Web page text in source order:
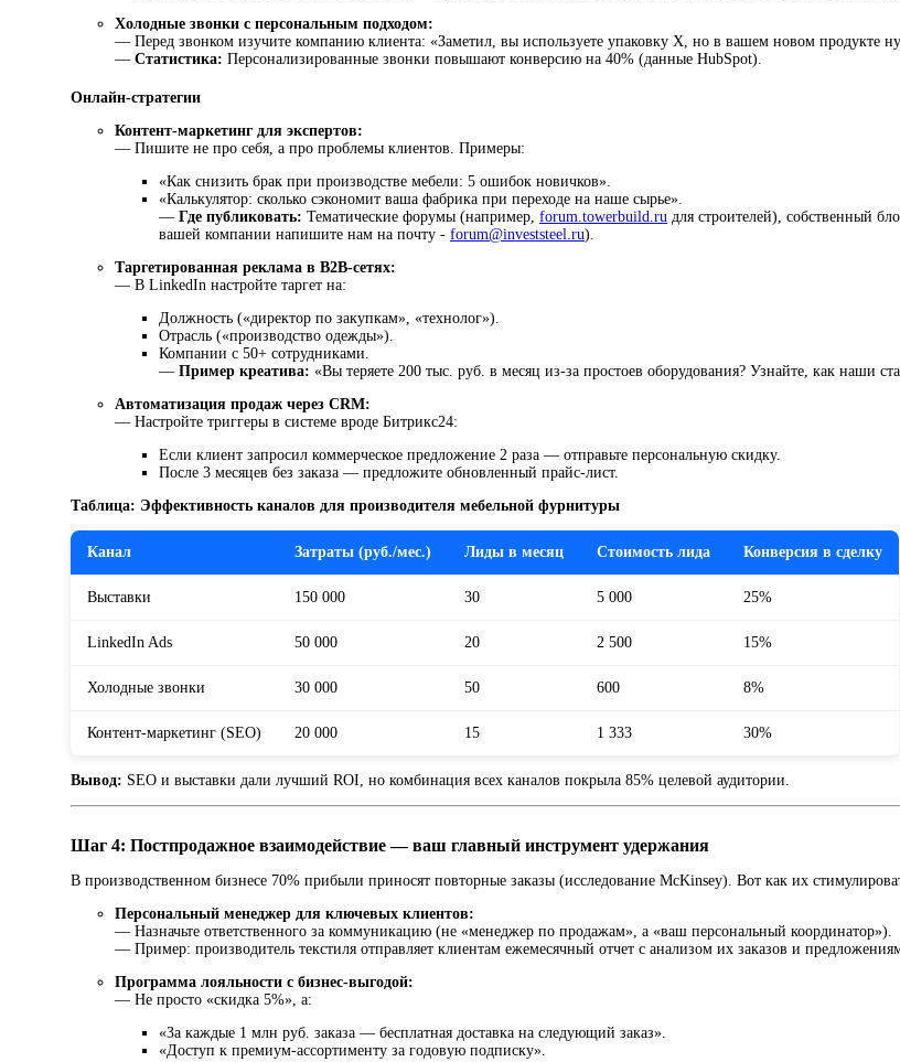
Холодные звонки с персональным подходом:
— Перед звонком изучите компанию клиента: «Заметил, вы используете упаковку X, но в вашем новом продукте
— Статистика: Персонализированные звонки повышают конверсию на 40% (данные HubSpot).
Онлайн-стратегии
Контент-маркетинг для экспертов:
— Пишите не про себя, а про проблемы клиентов. Примеры:
«Как снизить брак при производстве мебели: 5 ошибок новичков».
«Калькулятор: сколько сэкономит ваша фабрика при переходе на наше сырье».
— Где публиковать: Тематические форумы (например, forum.towerbuild.ru для строителей), собственный
вашей компании напишите нам на почту - forum@investsteel.ru).
Таргетированная реклама в B2B-сетях:
— В LinkedIn настройте таргет на:
Должность («директор по закупкам», «технолог»).
Отрасль («производство одежды»).
Компании с 50+ сотрудниками.
— Пример креатива: «Вы теряете 200 тыс. руб. в месяц из-за простоев оборудования? Узнайте, как наши
Автоматизация продаж через CRM:
— Настройте триггеры в системе вроде Битрикс24:
Если клиент запросил коммерческое предложение 2 раза — отправьте персональную скидку.
После 3 месяцев без заказа — предложите обновленный прайс-лист.
Таблица: Эффективность каналов для производителя мебельной фурнитуры
Канал Затраты (руб./мес.) Лиды в месяц Стоимость лида Конверсия в сделку
Выставки 150 000 30 5 000 25%
LinkedIn Ads 50 000 20 2 500 15%
Холодные звонки 30 000 50 600 8%
Контент-маркетинг (SEO) 20 000 15 1 333 30%
Вывод: SEO и выставки дали лучший ROI, но комбинация всех каналов покрыла 85% целевой аудитории.
Шаг 4: Постпродажное взаимодействие — ваш главный инструмент удержания
В производственном бизнесе 70% прибыли приносят повторные заказы (исследование McKinsey). Вот как их
Персональный менеджер для ключевых клиентов:
— Назначьте ответственного за коммуникацию (не «менеджер по продажам», а «ваш персональный координатор»).
— Пример: производитель текстиля отправляет клиентам ежемесячный отчет с анализом их заказов и
Программа лояльности с бизнес-выгодой:
— Не просто «скидка 5%», а:
«За каждые 1 млн руб. заказа — бесплатная доставка на следующий заказ».
«Доступ к премиум-ассортименту за годовую подписку».